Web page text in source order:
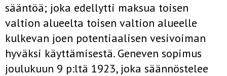
sääntöä; joka edellytti maksua toisen
valtion alueelta toisen valtion alueelle
kulkevan joen potentiaalisen vesivoiman
hyväksi­ käyttämisestä. Geneven sopimus
joulukuun 9 p:ltä 1923, joka säännös­telee